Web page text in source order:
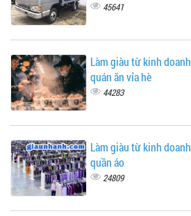
45641
Làm giàu từ kinh doanh
quán ăn vỉa hè
44283
Làm giàu từ kinh doanh
quần áo
24809